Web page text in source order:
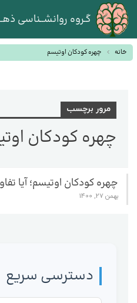
گـروه روانشــناسی
خانه چهره کودکان اوتیسم
مرور برچسب
چهره کودکان
چهره کودکان اوتیسم؛ آیا
بهمن 27, 1400
دسترسی سریع